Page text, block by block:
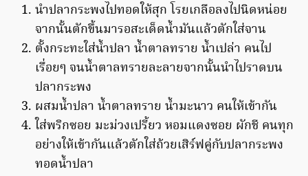
นำปลากระพงไปทอดให้สุก โรยเกลือลงไปนิดหน่อย
จากนั้นตักขึ้นมารอสะเด็ดน้ำมันแล้วตักใส่จาน
ตั้งกระทะใส่น้ำปลา น้ำตาลทราย น้ำเปล่า คนไป
เรื่อยๆ จนน้ำตาลทรายละลายจากนั้นนำไปราดบน
ปลากระพง
ผสมน้ำปลา น้ำตาลทราย น้ำมะนาว คนให้เข้ากัน
ใส่พริกซอย มะม่วงเปรี้ยว หอมแดงซอย ผักชี คนทุก
อย่างให้เข้ากันแล้วตักใส่ถ้วยเสิร์ฟคู่กับปลากระพง
ทอดน้ำปลา